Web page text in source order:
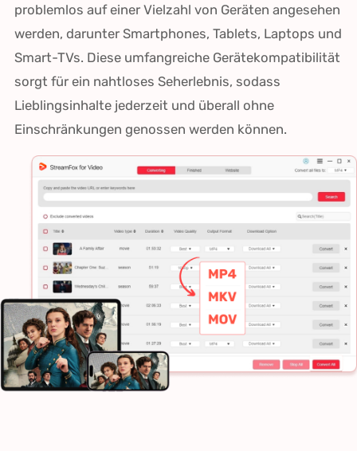
problemlos auf einer Vielzahl von Geräten angesehen
werden, darunter Smartphones, Tablets, Laptops und
Smart-TVs. Diese umfangreiche Gerätekompatibilität
sorgt für ein nahtloses Seherlebnis, sodass
Lieblingsinhalte jederzeit und überall ohne
Einschränkungen genossen werden können.